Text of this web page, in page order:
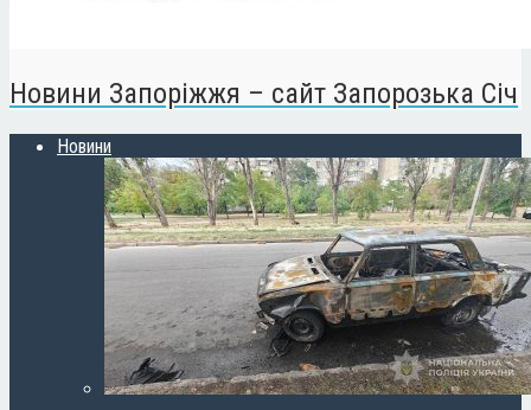
Новини Запоріжжя – сайт Запорозька Січ
Новини